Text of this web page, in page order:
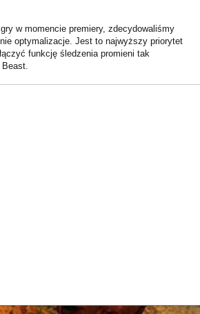
w momencie premiery, zdecydowaliśmy
optymalizacje. Jest to najwyższy priorytet
funkcję śledzenia promieni tak